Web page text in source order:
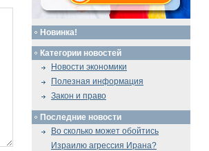
Новинка!
Категории новостей
Новости экономики
Полезная информация
Закон и право
Последние новости
Во сколько может обойтись
Израилю агрессия Ирана?